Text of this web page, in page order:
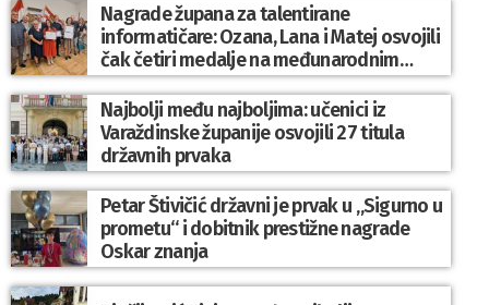
Nagrade župana za talentirane
informatičare: Ozana, Lana i Matej osvojili
čak četiri medalje na međunarodnim
natjecanjima
Najbolji među najboljima: učenici iz
Varaždinske županije osvojili 27 titula
državnih prvaka
Petar Štivičić državni je prvak u „Sigurno u
prometu“ i dobitnik prestižne nagrade
Oskar znanja